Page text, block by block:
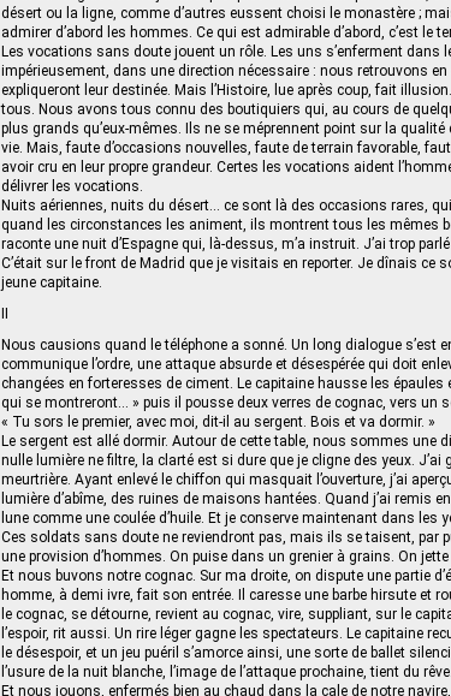
désert ou la ligne, comme d’autres eussent choisi le monastère ;
admirer d’abord les hommes. Ce qui est admirable d’abord, c’est le
Les vocations sans doute jouent un rôle. Les uns s’enferment dans
impérieusement, dans une direction nécessaire : nous retrouvons
expliqueront leur destinée. Mais l’Histoire, lue après coup, fait
tous. Nous avons tous connu des boutiquiers qui, au cours de
plus grands qu’eux-mêmes. Ils ne se méprennent point sur la
vie. Mais, faute d’occasions nouvelles, faute de terrain favorable,
avoir cru en leur propre grandeur. Certes les vocations aident
délivrer les vocations.
Nuits aériennes, nuits du désert… ce sont là des occasions rares,
quand les circonstances les animent, ils montrent tous les mêmes
raconte une nuit d’Espagne qui, là-dessus, m’a instruit. J’ai trop
C’était sur le front de Madrid que je visitais en reporter. Je dînais ce
jeune capitaine.
Nous causions quand le téléphone a sonné. Un long dialogue s’est
communique l’ordre, une attaque absurde et désespérée qui doit
changées en forteresses de ciment. Le capitaine hausse les épaules
qui se montreront… » puis il pousse deux verres de cognac, vers un
« Tu sors le premier, avec moi, dit-il au sergent. Bois et va dormir. »
Le sergent est allé dormir. Autour de cette table, nous sommes une
nulle lumière ne filtre, la clarté est si dure que je cligne des yeux.
meurtrière. Ayant enlevé le chiffon qui masquait l’ouverture, j’ai
lumière d’abîme, des ruines de maisons hantées. Quand j’ai remis
lune comme une coulée d’huile. Et je conserve maintenant dans les
Ces soldats sans doute ne reviendront pas, mais ils se taisent, par
une provision d’hommes. On puise dans un grenier à grains. On
Et nous buvons notre cognac. Sur ma droite, on dispute une partie
homme, à demi ivre, fait son entrée. Il caresse une barbe hirsute et
le cognac, se détourne, revient au cognac, vire, suppliant, sur le
l’espoir, rit aussi. Un rire léger gagne les spectateurs. Le capitaine
le désespoir, et un jeu puéril s’amorce ainsi, une sorte de ballet
l’usure de la nuit blanche, l’image de l’attaque prochaine, tient du rêve.
Et nous jouons, enfermés bien au chaud dans la cale de notre